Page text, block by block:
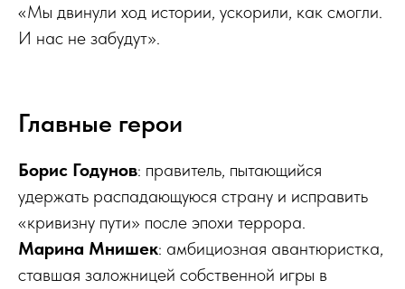
«Мы двинули ход истории, ускорили, как смогли.
И нас не забудут».
Главные герои
Борис Годунов: правитель, пытающийся
удержать распадающуюся страну и исправить
«кривизну пути» после эпохи террора.
Марина Мнишек: амбициозная авантюристка,
ставшая заложницей собственной игры в